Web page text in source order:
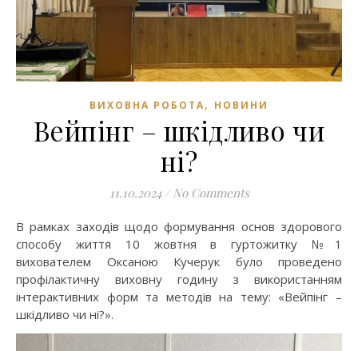
ВИХОВНА РОБОТА, НОВИНИ
Вейпінг – шкідливо чи
ні?
11.10.2024 / No Comments
В рамках заходів щодо формування основ здорового
способу життя 10 жовтня в гуртожитку №1
вихователем Оксаною Кучерук було проведено
профілактичну виховну годину з використанням
інтерактивних форм та методів на тему: «Вейпінг –
шкідливо чи ні?».